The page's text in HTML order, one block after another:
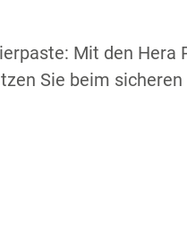
Mit den Hera
Sie beim